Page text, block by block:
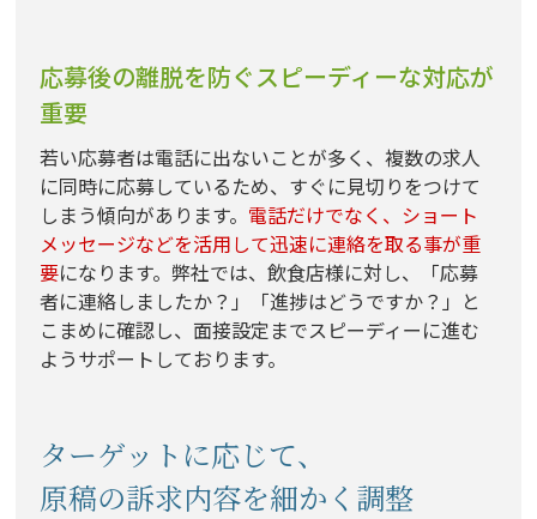
応募後の離脱を防ぐスピーディーな対応が
重要
若い応募者は電話に出ないことが多く、複数の求人
に同時に応募しているため、すぐに見切りをつけて
しまう傾向があります。 電話だけでなく、ショート
メッセージなどを活用して迅速に連絡を取る事が重
要になります。弊社では、飲食店様に対し、「応募
者に連絡しましたか？」「進捗はどうですか？」と
こまめに確認し、面接設定までスピーディーに進む
ようサポートしております。
ターゲットに応じて、
原稿の訴求内容を細かく調整